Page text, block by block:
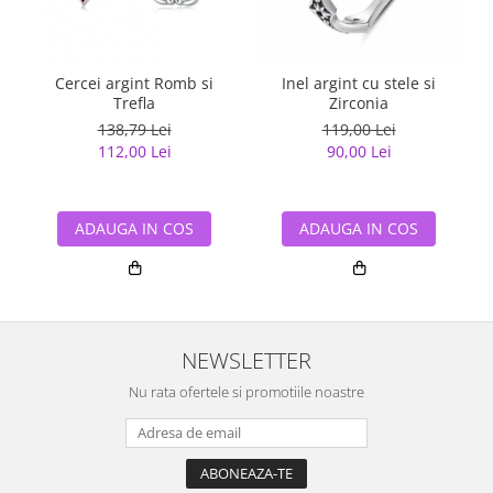
Cercei argint Romb si
Trefla
138,79 Lei
112,00 Lei
ADAUGA IN COS
Inel argint cu stele si
Zirconia
119,00 Lei
90,00 Lei
ADAUGA IN COS
NEWSLETTER
Nu rata ofertele si promotiile noastre